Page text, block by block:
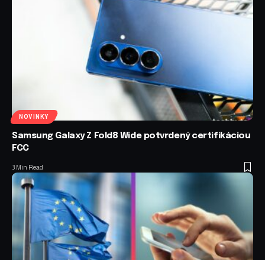
NOVINKY
Samsung Galaxy Z Fold8 Wide potvrdený certifikáciou
FCC
3 Min Read